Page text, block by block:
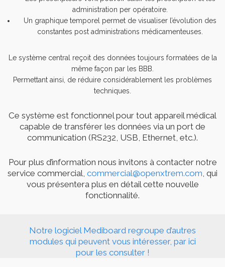
administration per opératoire.
Un graphique temporel permet de visualiser l’évolution des
constantes post administrations médicamenteuses.
Le système central reçoit des données toujours formatées de la
même façon par les BBB.
Permettant ainsi, de réduire considérablement les problèmes
techniques.
Ce système est fonctionnel pour tout appareil médical
capable de transférer les données via un port de
communication (RS232, USB, Ethernet, etc.).
Pour plus d’information nous invitons à contacter notre
service commercial, commercial@openxtrem.com, qui
vous présentera plus en détail cette nouvelle
fonctionnalité.
Notre logiciel Mediboard regroupe d’autres
modules qui peuvent vous intéresser, par ici
pour les consulter !